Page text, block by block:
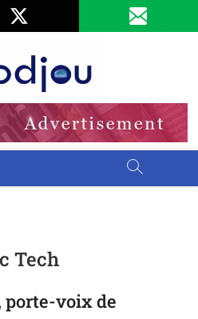
Tech
porte-voix de